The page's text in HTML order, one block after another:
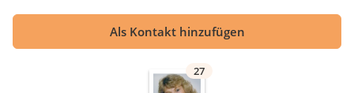
Als Kontakt hinzufügen
27